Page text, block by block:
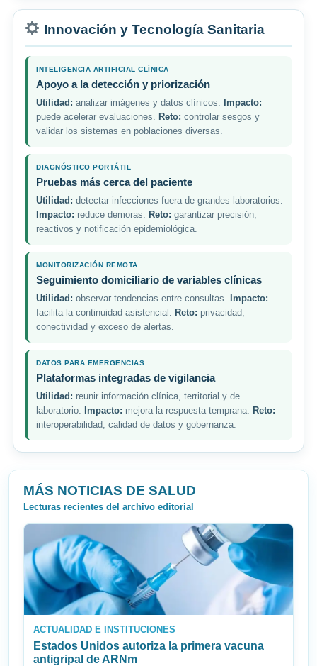
Innovación y Tecnología Sanitaria
INTELIGENCIA ARTIFICIAL CLÍNICA
Apoyo a la detección y priorización
Utilidad: analizar imágenes y datos clínicos. Impacto:
puede acelerar evaluaciones. Reto: controlar sesgos y
validar los sistemas en poblaciones diversas.
DIAGNÓSTICO PORTÁTIL
Pruebas más cerca del paciente
Utilidad: detectar infecciones fuera de grandes laboratorios.
Impacto: reduce demoras. Reto: garantizar precisión,
reactivos y notificación epidemiológica.
MONITORIZACIÓN REMOTA
Seguimiento domiciliario de variables clínicas
Utilidad: observar tendencias entre consultas. Impacto:
facilita la continuidad asistencial. Reto: privacidad,
conectividad y exceso de alertas.
DATOS PARA EMERGENCIAS
Plataformas integradas de vigilancia
Utilidad: reunir información clínica, territorial y de
laboratorio. Impacto: mejora la respuesta temprana. Reto:
interoperabilidad, calidad de datos y gobernanza.
MÁS NOTICIAS DE SALUD
Lecturas recientes del archivo editorial
ACTUALIDAD E INSTITUCIONES
Estados Unidos autoriza la primera vacuna
antigripal de ARNm